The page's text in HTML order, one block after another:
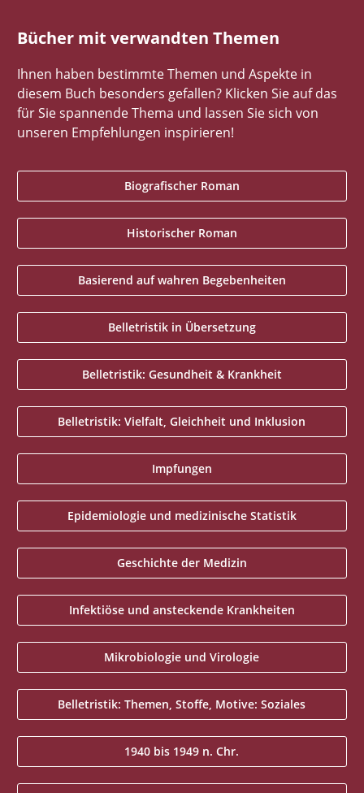
Bücher mit verwandten Themen
Ihnen haben bestimmte Themen und Aspekte in
diesem Buch besonders gefallen? Klicken Sie auf das
für Sie spannende Thema und lassen Sie sich von
unseren Empfehlungen inspirieren!
Biografischer Roman
Historischer Roman
Basierend auf wahren Begebenheiten
Belletristik in Übersetzung
Belletristik: Gesundheit & Krankheit
Belletristik: Vielfalt, Gleichheit und Inklusion
Impfungen
Epidemiologie und medizinische Statistik
Geschichte der Medizin
Infektiöse und ansteckende Krankheiten
Mikrobiologie und Virologie
Belletristik: Themen, Stoffe, Motive: Soziales
1940 bis 1949 n. Chr.